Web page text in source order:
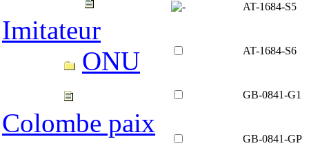
Imitateur
ONU
Colombe paix
AT-1684-S5
AT-1684-S6
GB-0841-G1
GB-0841-GP